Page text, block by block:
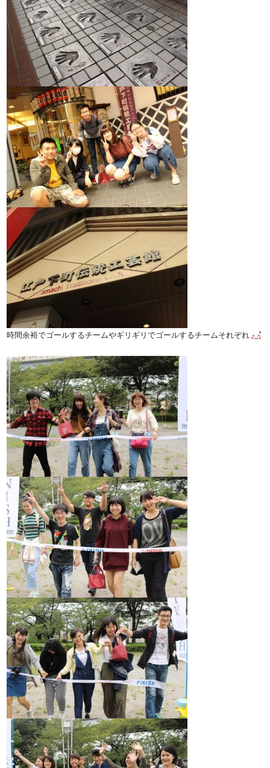
時間余裕でゴールするチームやギリギリでゴールするチームそれぞれ